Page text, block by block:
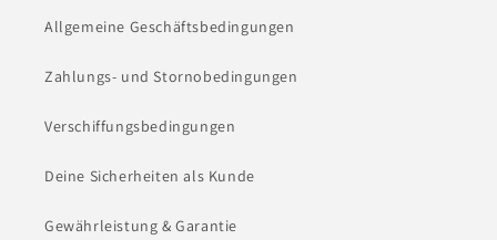
Allgemeine Geschäftsbedingungen
Zahlungs- und Stornobedingungen
Verschiffungsbedingungen
Deine Sicherheiten als Kunde
Gewährleistung & Garantie